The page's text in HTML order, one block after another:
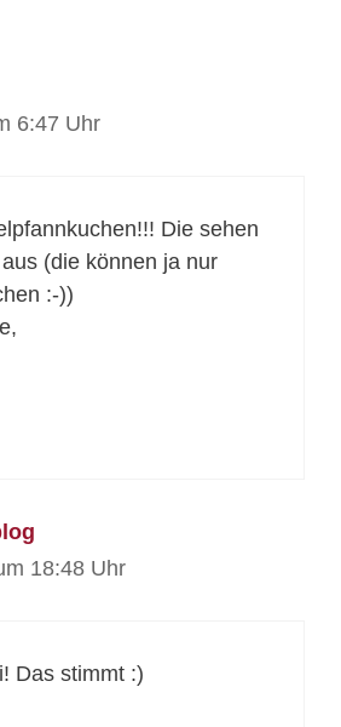
6:47 Uhr
Die sehen
(die können ja nur
:-))
18:48 Uhr
Das stimmt :)